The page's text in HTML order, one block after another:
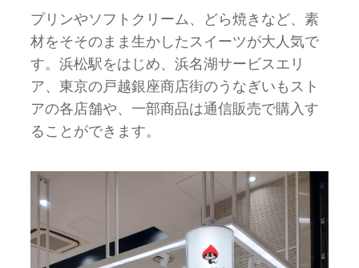
プリンやソフトクリーム、どら焼きなど、素
材をそそのまま生かしたスイーツが大人気で
す。浜松駅をはじめ、浜名湖サービスエリ
ア、東京の戸越銀座商店街のうなぎいもスト
アの各店舗や、一部商品は通信販売で購入す
ることができます。